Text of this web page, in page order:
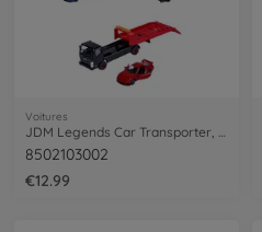
Voitures
8502103002
€12.99